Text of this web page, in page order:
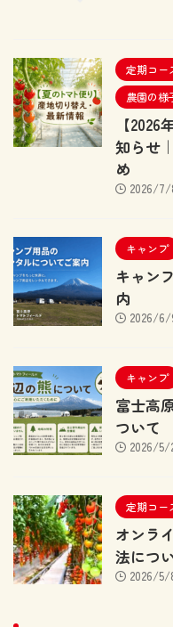
定期コー
農園の様
【
知らせ
め
2026/7/
キャンプ
キャン
内
2026/6/
キャンプ
富士高
ついて
2026/5/
定期コー
オンラ
法につ
2026/5/